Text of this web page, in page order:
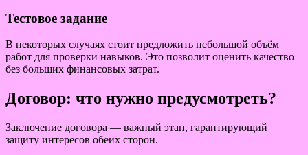
Тестовое задание
В некоторых случаях стоит предложить небольшой объём
работ для проверки навыков. Это позволит оценить качество
без больших финансовых затрат.
Договор: что нужно предусмотреть?
Заключение договора — важный этап, гарантирующий
защиту интересов обеих сторон.